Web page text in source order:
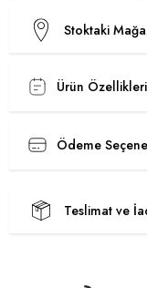
Stoktaki
Ürün Özellikleri
Ödeme
Teslimat ve